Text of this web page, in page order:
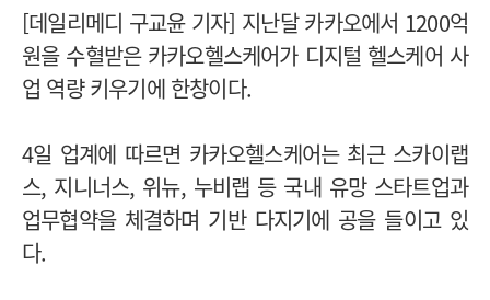
[데일리메디 구교윤 기자] 지난달 카카오에서 1200억
원을 수혈받은 카카오헬스케어가 디지털 헬스케어 사
업 역량 키우기에 한창이다.
4일 업계에 따르면 카카오헬스케어는 최근 스카이랩
스, 지니너스, 위뉴, 누비랩 등 국내 유망 스타트업과
업무협약을 체결하며 기반 다지기에 공을 들이고 있
다.